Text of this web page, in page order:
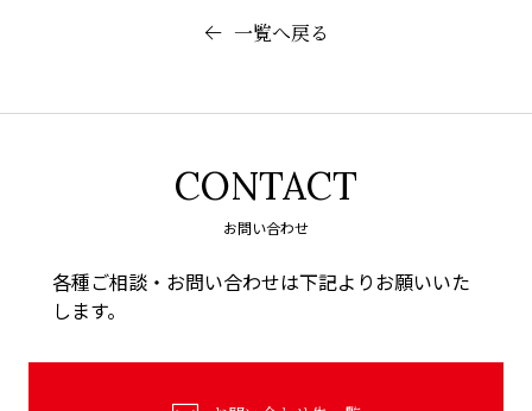
一覧へ戻る
CONTACT
お問い合わせ
各種ご相談・お問い合わせは下記よりお願いいた
します。